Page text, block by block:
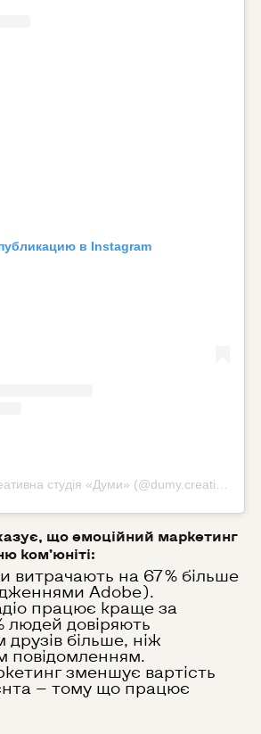
в Instagram
що емоційний маркетинг
ком’юніті:
витрачають на 67 % більше
Adobe).
працює краще за
людей довіряють
більше, ніж
повідомленням.
зменшує вартість
— тому що працює